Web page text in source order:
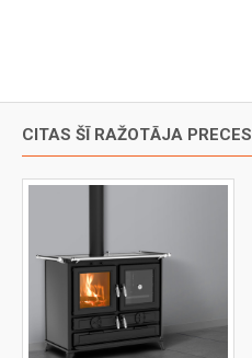
CITAS ŠĪ RAŽOTĀJA PRECES